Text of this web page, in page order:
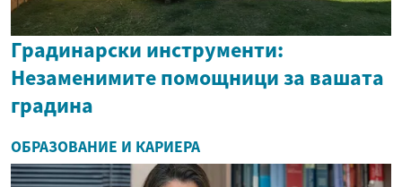
Градинарски инструменти:
Незаменимите помощници за вашата
градина
ОБРАЗОВАНИЕ И КАРИЕРА